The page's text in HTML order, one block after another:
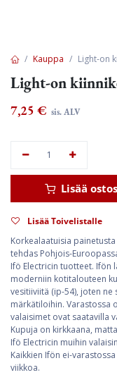
Kauppa Light-on
Light-on
7,25 € sis. ALV
Lisää
Lisää Toivelistalle
Korkealaatuisia
tehdas Pohjois-
Ifö Electricin tuotteet. Ifön
moderniin kotitalouteen
vesitiiviitä (ip-54), joten
märkätiloihin. Varastossa
valaisimet ovat saatavilla
Kupuja on kirkkaana,
Ifö Electricin muihin
Kaikkien Ifön ei-
viikkoa.